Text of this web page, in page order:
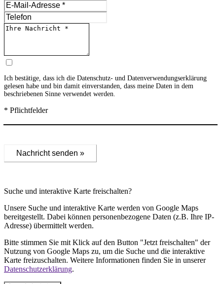
Ich bestätige, dass ich die Datenschutz- und Datenverwendungserklärung
gelesen habe und bin damit einverstanden, dass meine Daten in dem
beschriebenen Sinne verwendet werden.
* Pflichtfelder
Nachricht senden »
Suche und interaktive Karte freischalten?
Unsere Suche und interaktive Karte werden von Google Maps
bereitgestellt. Dabei können personenbezogene Daten (z.B. Ihre IP-
Adresse) übermittelt werden.
Bitte stimmen Sie mit Klick auf den Button "Jetzt freischalten" der
Nutzung von Google Maps zu, um die Suche und die interaktive
Karte freizuschalten. Weitere Informationen finden Sie in unserer
Datenschutzerklärung.